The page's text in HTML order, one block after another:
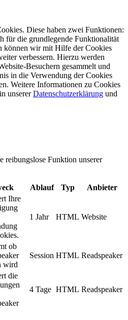
Diese haben zwei Funktionen:
für die grundlegende Funktionalität
können wir mit Hilfe der Cookies
verbessern. Hierzu werden
Besuchern gesammelt und
in die Verwendung der Cookies
Weitere Informationen zu Cookies
unsererDatenschutzerklärung und
reibungslose Funktion unserer
Ablauf Typ Anbieter
Ihre
1 Jahr HTML Website
ob
wird
Session HTML Readspeaker
die
4 Tage HTML Readspeaker